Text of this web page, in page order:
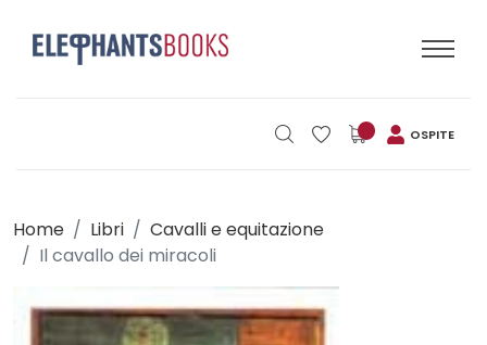
OSPITE
Home Libri
Cavalli e equitazione
Il cavallo dei miracoli